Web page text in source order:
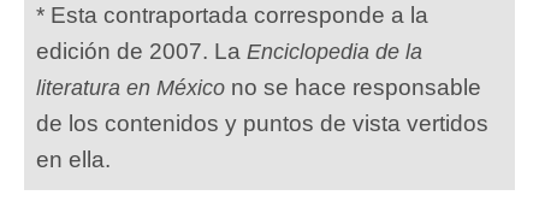
* Esta contraportada corresponde a la
edición de 2007. La Enciclopedia de la
literatura en México no se hace responsable
de los contenidos y puntos de vista vertidos
en ella.